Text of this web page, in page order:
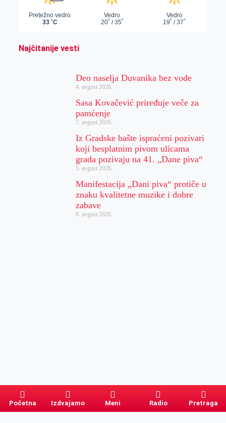
Najčitanije vesti
Deo naselja Duvanika bez vode
4. avgust 2026.
Sasa Kovačević priređuje veče za
pamćenje
7. avgust 2026.
Iz Gradske bašte ispraćeni pozivari
koji besplatnim pivom ulicama
grada pozivaju na 41. „Dane piva“
5. avgust 2026.
Manifestacija „Dani piva“ protiče u
znaku kvalitetne muzike i dobre
zabave
6. avgust 2026.
Početna Izdvajamo Meni Radio Pretraga